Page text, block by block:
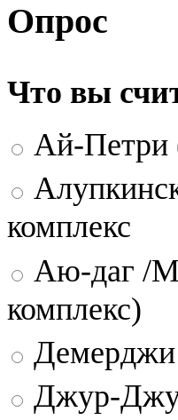
Опрос
Что вы
Ай-Петри
комплекс
Аю-даг /
комплекс)
Демерджи
Джур-